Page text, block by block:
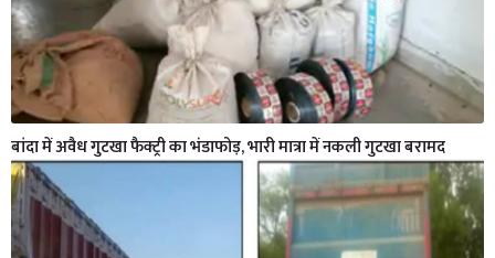
बांदा में अवैध गुटखा फैक्ट्री का भंडाफोड़, भारी मात्रा में नकली गुटखा बरामद